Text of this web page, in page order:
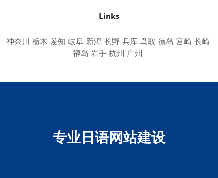
Links
神奈川 栃木 爱知 岐阜 新潟 长野 兵库 鸟取 德岛 宫崎 长崎
福岛 岩手 杭州 广州
专业日语网站建设